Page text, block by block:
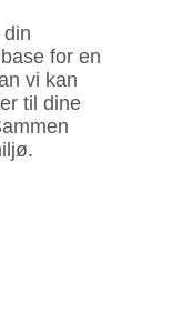
for en
vi kan
til dine